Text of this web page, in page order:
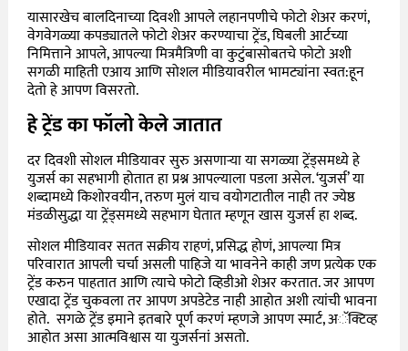
यासारखेच बालदिनाच्या दिवशी आपले लहानपणीचे फोटो शेअर करणं,
वेगवेगळ्या कपड्यातले फोटो शेअर करण्याचा ट्रेंड, घिबली आर्टच्या
निमित्ताने आपले, आपल्या मित्रमैत्रिणी वा कुटुंबासोबतचे फोटो अशी
सगळी माहिती एआय आणि सोशल मीडियावरील भामट्यांना स्वत:हून
देतो हे आपण विसरतो.
हे ट्रेंड का फॉलो केले जातात
दर दिवशी सोशल मीडियावर सुरु असणाऱ्या या सगळ्या ट्रेंड्समध्ये हे
युजर्स का सहभागी होतात हा प्रश्न आपल्याला पडला असेल. ‘युजर्स’ या
शब्दामध्ये किशोरवयीन, तरुण मुलं याच वयोगटातील नाही तर ज्येष्ठ
मंडळीसुद्धा या ट्रेंड्समध्ये सहभाग घेतात म्हणून खास युजर्स हा शब्द.
सोशल मीडियावर सतत सक्रीय राहणं, प्रसिद्ध होणं, आपल्या मित्र
परिवारात आपली चर्चा असली पाहिजे या भावनेने काही जण प्रत्येक एक
ट्रेंड करुन पाहतात आणि त्याचे फोटो व्हिडीओ शेअर करतात. जर आपण
एखादा ट्रेंड चुकवला तर आपण अपडेटेड नाही आहोत अशी त्यांची भावना
होते. सगळे ट्रेंड इमाने इतबारे पूर्ण करणं म्हणजे आपण स्मार्ट, अॅक्टिव्ह
आहोत असा आत्मविश्वास या युजर्सनां असतो.